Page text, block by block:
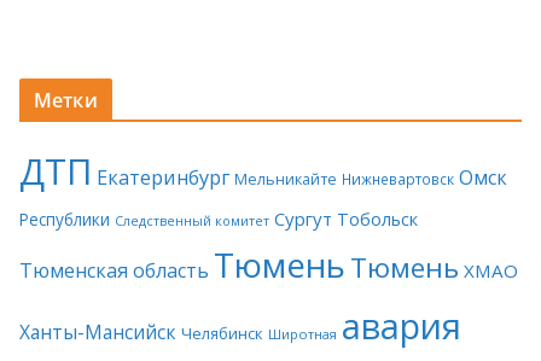
Метки
ДТП Екатеринбург Мельникайте Нижневартовск Омск
Республики Следственный комитет Сургут Тобольск
Тюменская область ТюменьТюмень ХМАО
Ханты-Мансийск Челябинск Широтная авария